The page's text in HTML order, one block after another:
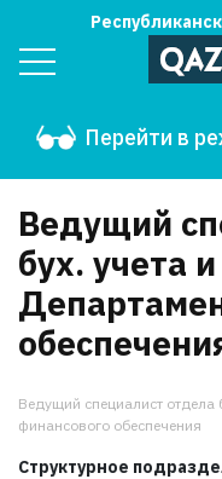
Перейти в
Ведущий
бух. учета
Ведущий специалист отдела
финансового обеспечения
Структурное